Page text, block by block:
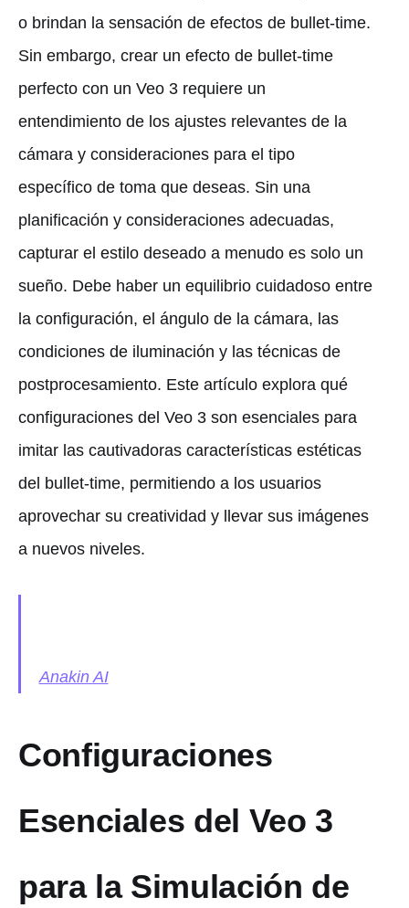
o brindan la sensación de efectos de bullet-time.
Sin embargo, crear un efecto de bullet-time
perfecto con un Veo 3 requiere un
entendimiento de los ajustes relevantes de la
cámara y consideraciones para el tipo
específico de toma que deseas. Sin una
planificación y consideraciones adecuadas,
capturar el estilo deseado a menudo es solo un
sueño. Debe haber un equilibrio cuidadoso entre
la configuración, el ángulo de la cámara, las
condiciones de iluminación y las técnicas de
postprocesamiento. Este artículo explora qué
configuraciones del Veo 3 son esenciales para
imitar las cautivadoras características estéticas
del bullet-time, permitiendo a los usuarios
aprovechar su creatividad y llevar sus imágenes
a nuevos niveles.
Anakin AI
Configuraciones
Esenciales del Veo 3
para la Simulación de